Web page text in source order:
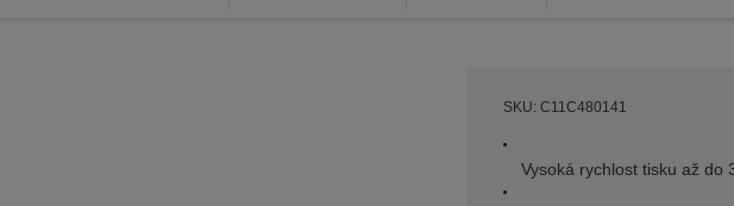
SKU: C11C480141
Vysoká rychlost tisku až do